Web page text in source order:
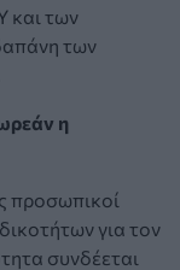
και των
των
η
προσωπικοί
για τον
συνδέεται